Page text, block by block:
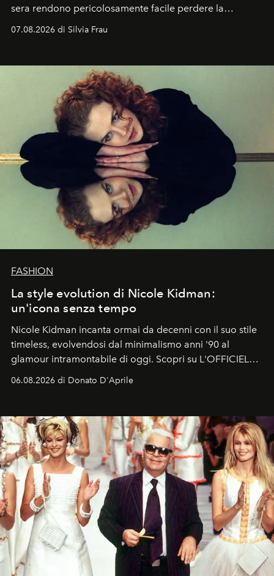
sera rendono pericolosamente facile perdere la
07.08.2026 di Silvia Frau
FASHION
La style evolution di Nicole Kidman:
un'icona senza tempo
Nicole Kidman incanta ormai da decenni con il suo stile
timeless, evolvendosi dal minimalismo anni '90 al
glamour intramontabile di oggi. Scopri su L'OFFICIEL
06.08.2026 di Donato D'Aprile